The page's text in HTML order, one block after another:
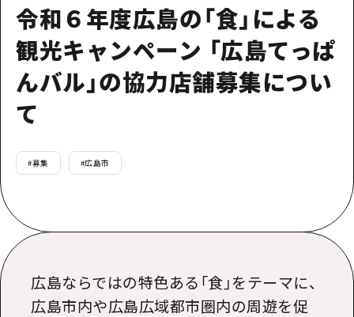
新着情報
HITについて
お問い合わせ
令和６年度広島の「食」による
観光キャンペーン 「広島てっぱ
んバル」の協力店舗募集につい
て
#募集 #広島市
広島ならではの特色ある「食」をテーマに、
広島市内や広島広域都市圏内の周遊を促